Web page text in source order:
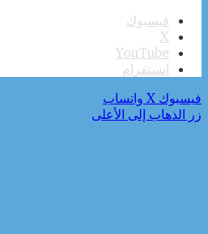
فيسبوك
‫X
‫YouTube
انستقرام
فيسبوك ‫X واتساب
زر الذهاب إلى الأعلى